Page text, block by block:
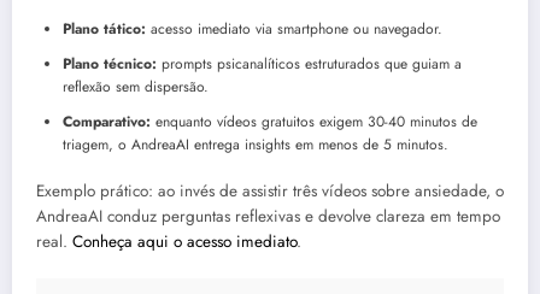
Plano tático: acesso imediato via smartphone ou navegador.
Plano técnico: prompts psicanalíticos estruturados que guiam a
reflexão sem dispersão.
Comparativo: enquanto vídeos gratuitos exigem 30-40 minutos de
triagem, o AndreaAI entrega insights em menos de 5 minutos.
Exemplo prático: ao invés de assistir três vídeos sobre ansiedade, o
AndreaAI conduz perguntas reflexivas e devolve clareza em tempo
real. Conheça aqui o acesso imediato.